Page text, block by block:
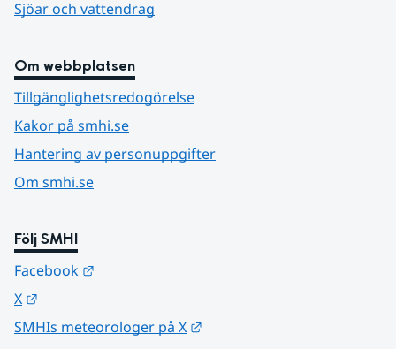
Sjöar och vattendrag
Om webbplatsen
Tillgänglighetsredogörelse
Kakor på smhi.se
Hantering av personuppgifter
Om smhi.se
Följ SMHI
Facebook
X
SMHIs meteorologer på X